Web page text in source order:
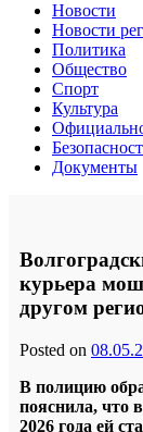
Новости
Новости
Политика
Общество
Спорт
Культура
Документы
курьера
другом
Posted on
В полицию
пояснила, что
2026 года ей